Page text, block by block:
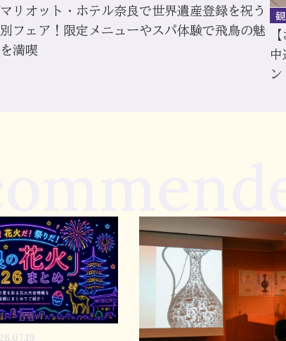
マリオット・ホテル奈良で世界遺産登録を祝う
フェア！限定メニューやスパ体験で飛鳥の魅
満喫
中
ン